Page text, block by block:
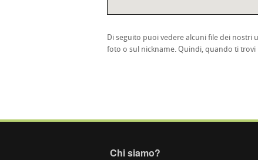
Di seguito puoi vedere alcuni file dei nostri
foto o sul nickname. Quindi, quando ti
Chi siamo?